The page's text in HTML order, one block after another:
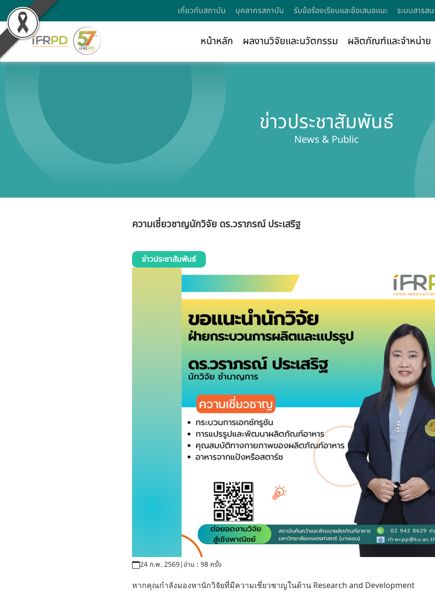
เกี่ยวกับสถาบัน บุคลากรสถาบัน รับข้อร้องเรียนและข้อเสนอแนะ ระบบสารส
หน้าหลัก ผลงานวิจัยและนวัตกรรม ผลิตภัณฑ์และจำหน่าย
ข่าวประชาสัมพันธ์
News & Public
ความเชี่ยวชาญนักวิจัย ดร.วราภรณ์ ประเสริฐ
ข่าวประชาสัมพันธ์
24 ก.พ. 2569|อ่าน : 98 ครั้ง
หากคุณกำลังมองหานักวิจัยที่มีความเชี่ยวชาญในด้าน Research and Development